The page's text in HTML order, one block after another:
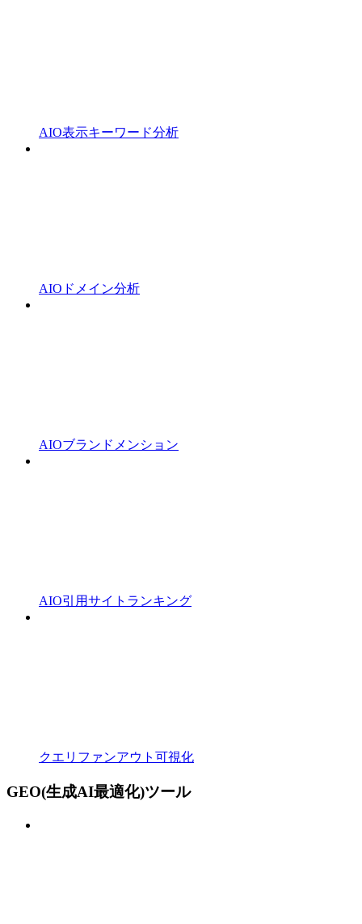
AIO表示キーワード分析
AIOドメイン分析
AIOブランドメンション
AIO引用サイトランキング
クエリファンアウト可視化
GEO(生成AI最適化)ツール